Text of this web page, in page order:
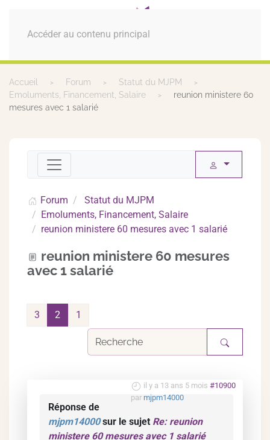
Accéder au contenu principal
MENU
Accueil Forum
Statut du MJPM
Emoluments, Financement, Salaire
reunion ministere 60
mesures avec 1 salarié
Forum
Statut du MJPM
Emoluments, Financement, Salaire
reunion ministere 60 mesures avec 1 salarié
reunion ministere 60 mesures
avec 1 salarié
1
2
3
il y a 13 ans 5 mois #10900
par mjpm14000
Réponse de
mjpm14000sur le sujet Re: reunion
ministere 60 mesures avec 1 salarié